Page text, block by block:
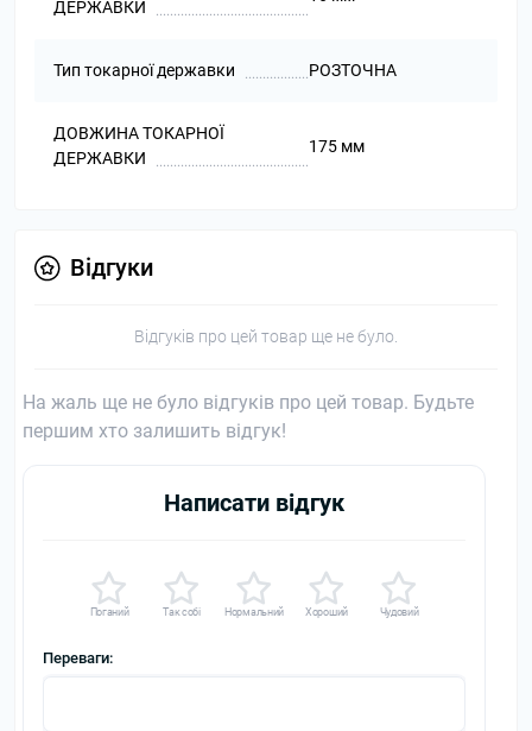
ДЕРЖАВКИ
Тип токарної державки РОЗТОЧНА
ДОВЖИНА ТОКАРНОЇ
ДЕРЖАВКИ
175 мм
Відгуки
Відгуків про цей товар ще не було.
На жаль ще не було відгуків про цей товар. Будьте
першим хто залишить відгук!
Написати відгук
Поганий Так собі Нормальний Хороший Чудовий
Переваги: